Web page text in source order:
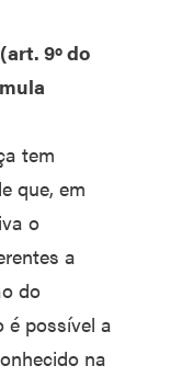
9º do
tem
que, em
o
a
do
é possível a
na